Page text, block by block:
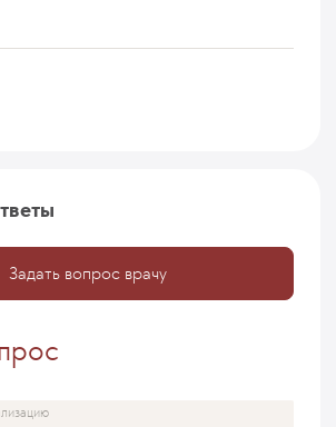
Задать вопрос врачу